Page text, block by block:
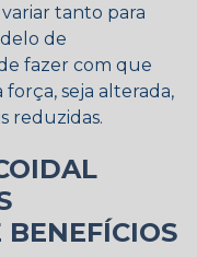
tanto para
de
fazer com que
força, seja alterada,
reduzidas.
BENEFÍCIOS